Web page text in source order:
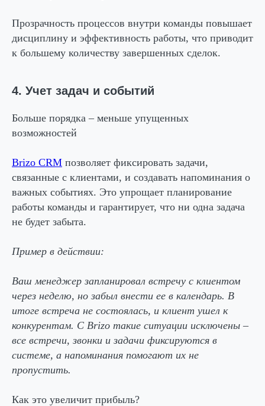
Прозрачность процессов внутри команды повышает
дисциплину и эффективность работы, что приводит
к большему количеству завершенных сделок.
4. Учет задач и событий
Больше порядка – меньше упущенных
возможностей
Brizo CRM позволяет фиксировать задачи,
связанные с клиентами, и создавать напоминания о
важных событиях. Это упрощает планирование
работы команды и гарантирует, что ни одна задача
не будет забыта.
Пример в действии:
Ваш менеджер запланировал встречу с клиентом
через неделю, но забыл внести ее в календарь. В
итоге встреча не состоялась, и клиент ушел к
конкурентам. С Brizo такие ситуации исключены –
все встречи, звонки и задачи фиксируются в
системе, а напоминания помогают их не
пропустить.
Как это увеличит прибыль?